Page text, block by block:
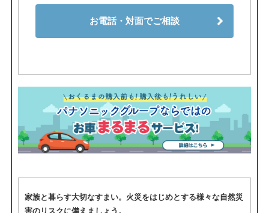
お電話・対面でご相談
家族と暮らす大切なすまい。火災をはじめとする様々な自然災
害のリスクに備えましょう。